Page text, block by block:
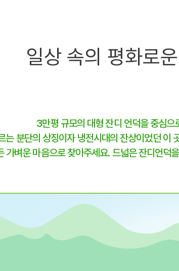
일상 속의 평화로
3만평 규모의 대형 잔디 언덕을 중심
는 분단의 상징이자 냉전시대의 잔상이었던 이
가벼운 마음으로 찾아주세요. 드넓은 잔디언덕